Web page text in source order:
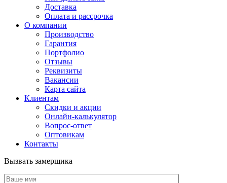
Доставка
Оплата и рассрочка
О компании
Производство
Гарантия
Портфолио
Отзывы
Реквизиты
Вакансии
Карта сайта
Клиентам
Скидки и акции
Онлайн-калькулятор
Вопрос-ответ
Оптовикам
Контакты
Вызвать замерщика